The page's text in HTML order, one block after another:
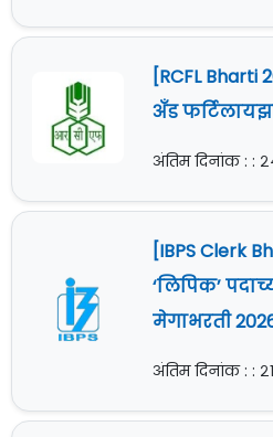
[RCFL Bharti
अँड
अंतिम दिनांक : :
[IBPS Clerk
‘लिपिक’
मेगाभरती
अंतिम दिनांक : :